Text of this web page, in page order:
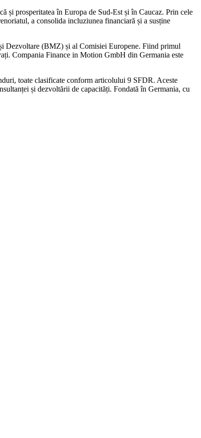
și prosperitatea în Europa de Sud-Est și în Caucaz. Prin cele
a consolida incluziunea financiară și a susține
Dezvoltare (BMZ) și al Comisiei Europene. Fiind primul
Compania Finance in Motion GmbH din Germania este
toate clasificate conform articolului 9 SFDR. Aceste
și dezvoltării de capacități. Fondată în Germania, cu